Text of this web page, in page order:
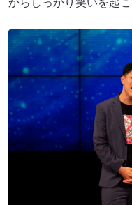
からしっかり笑いを起こ